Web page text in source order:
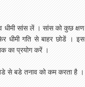
सांस लें । सांस को कुछ क्षण
धीमी गति से बाहर छोडें । इस
का प्रयोग करें ।
से बडे तनाव को कम करता है ।